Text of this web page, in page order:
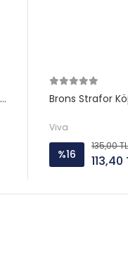
Brons Strafor
Viva
%16
135,00 TL
113,40